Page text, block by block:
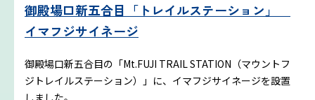
御殿場口新五合目「トレイルステーション」
イマフジサイネージ
御殿場口新五合目の「Mt.FUJI TRAIL STATION（マウントフ
ジトレイルステーション）」に、イマフジサイネージを設置
しました。